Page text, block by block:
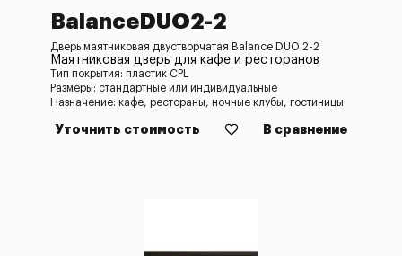
BalanceDUO2-2
Дверь маятниковая двустворчатая Balance DUO 2-2
Маятниковая дверь для кафе и ресторанов
Тип покрытия: пластик CPL
Размеры: стандартные или индивидуальные
Назначение: кафе, рестораны, ночные клубы, гостиницы
Уточнить стоимость В сравнение